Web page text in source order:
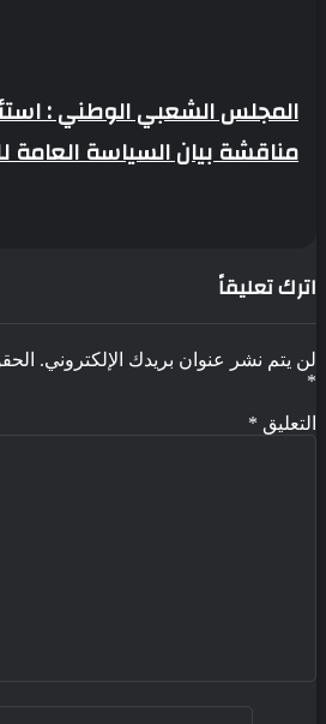
المجلس الشعبي الوطني :
مناقشة بيان السياسة العامة
تعليقاً
يتم نشر عنوان بريدك الإلكتروني. الحقول
*